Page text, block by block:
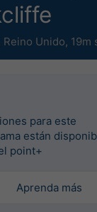
Reino Unido, 19m
para este
están
point+
Aprenda más